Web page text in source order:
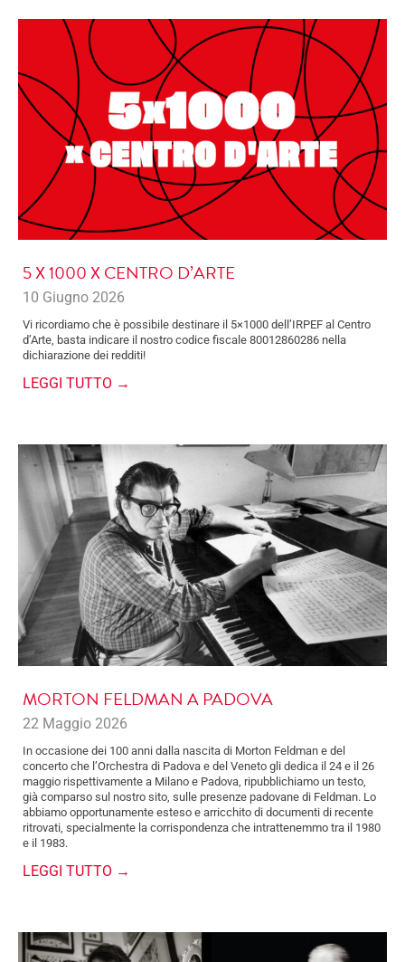
5 X 1000 X CENTRO D’ARTE
10 Giugno 2026
Vi ricordiamo che è possibile destinare il 5×1000 dell’IRPEF al Centro
d’Arte, basta indicare il nostro codice fiscale 80012860286 nella
dichiarazione dei redditi!
LEGGI TUTTO →
MORTON FELDMAN A PADOVA
22 Maggio 2026
In occasione dei 100 anni dalla nascita di Morton Feldman e del
concerto che l’Orchestra di Padova e del Veneto gli dedica il 24 e il 26
maggio rispettivamente a Milano e Padova, ripubblichiamo un testo,
già comparso sul nostro sito, sulle presenze padovane di Feldman. Lo
abbiamo opportunamente esteso e arricchito di documenti di recente
ritrovati, specialmente la corrispondenza che intrattenemmo tra il 1980
e il 1983.
LEGGI TUTTO →